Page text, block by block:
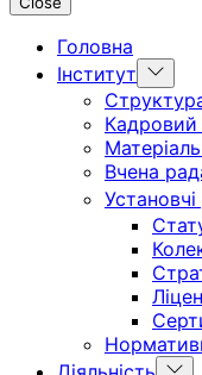
Головна
Інститут
Show
sub
menu
Кадровий
Вчена
Show